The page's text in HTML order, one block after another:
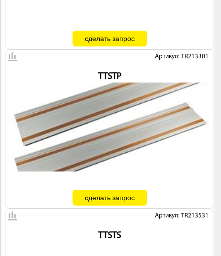
Артикул: TR213301
TTSTP
Артикул: TR213531
TTSTS